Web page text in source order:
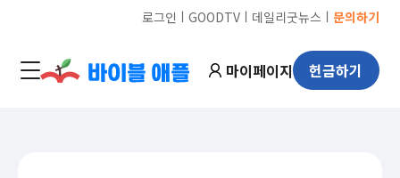
로그인 ㅣ GOODTVㅣ 데일리굿뉴스 ㅣ 문의하기
마이페이지 헌금하기